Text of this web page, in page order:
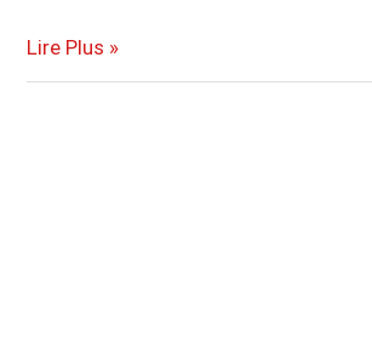
Starfield
sur
Lire Plus »